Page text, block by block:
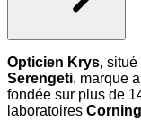
Opticien Krys, situé
Serengeti, marque
fondée sur plus de
laboratoires Corning